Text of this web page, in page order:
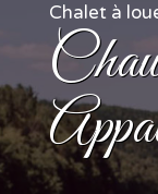
Chalet à